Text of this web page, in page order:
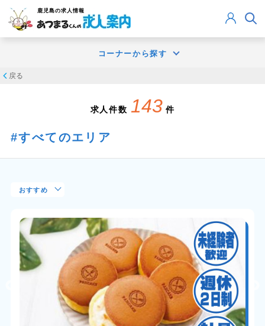
鹿児島の求人情報
コーナーから探す
戻る
求人件数 143 件
すべてのエリア